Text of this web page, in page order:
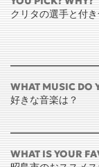
クリタの選手と付
WHAT MUSIC DO
好きな音楽は？
WHAT IS YOUR